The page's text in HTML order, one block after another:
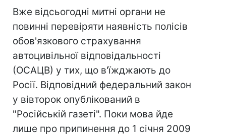
Вже відсьогодні митні органи не
повинні перевіряти наявність полісів
обов'язкового страхування
автоцивільної відповідальності
(ОСАЦВ) у тих, що в'їжджають до
Росії. Відповідний федеральний закон
у вівторок опублікований в
"Російській газеті". Поки мова йде
лише про припинення до 1 січня 2009